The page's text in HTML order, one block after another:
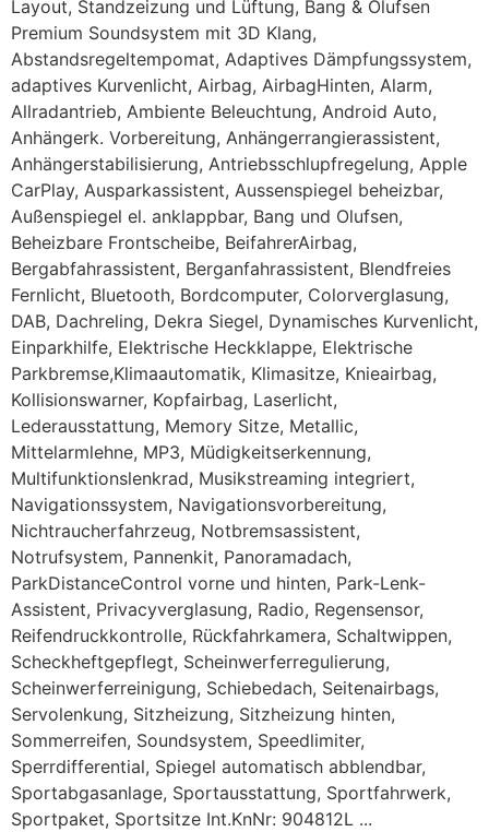
Layout, Standzeizung und Lüftung, Bang & Olufsen
Premium Soundsystem mit 3D Klang,
Abstandsregeltempomat, Adaptives Dämpfungssystem,
adaptives Kurvenlicht, Airbag, AirbagHinten, Alarm,
Allradantrieb, Ambiente Beleuchtung, Android Auto,
Anhängerk. Vorbereitung, Anhängerrangierassistent,
Anhängerstabilisierung, Antriebsschlupfregelung, Apple
CarPlay, Ausparkassistent, Aussenspiegel beheizbar,
Außenspiegel el. anklappbar, Bang und Olufsen,
Beheizbare Frontscheibe, BeifahrerAirbag,
Bergabfahrassistent, Berganfahrassistent, Blendfreies
Fernlicht, Bluetooth, Bordcomputer, Colorverglasung,
DAB, Dachreling, Dekra Siegel, Dynamisches Kurvenlicht,
Einparkhilfe, Elektrische Heckklappe, Elektrische
Parkbremse,Klimaautomatik, Klimasitze, Knieairbag,
Kollisionswarner, Kopfairbag, Laserlicht,
Lederausstattung, Memory Sitze, Metallic,
Mittelarmlehne, MP3, Müdigkeitserkennung,
Multifunktionslenkrad, Musikstreaming integriert,
Navigationssystem, Navigationsvorbereitung,
Nichtraucherfahrzeug, Notbremsassistent,
Notrufsystem, Pannenkit, Panoramadach,
ParkDistanceControl vorne und hinten, Park-Lenk-
Assistent, Privacyverglasung, Radio, Regensensor,
Reifendruckkontrolle, Rückfahrkamera, Schaltwippen,
Scheckheftgepflegt, Scheinwerferregulierung,
Scheinwerferreinigung, Schiebedach, Seitenairbags,
Servolenkung, Sitzheizung, Sitzheizung hinten,
Sommerreifen, Soundsystem, Speedlimiter,
Sperrdifferential, Spiegel automatisch abblendbar,
Sportabgasanlage, Sportausstattung, Sportfahrwerk,
Sportpaket, Sportsitze Int.KnNr: 904812L ...